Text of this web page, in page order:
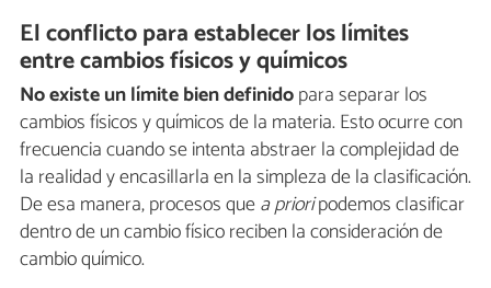
El conflicto para establecer los límites
entre cambios físicos y químicos
No existe un límite bien definidopara separar los
cambios físicos y químicos de la materia. Esto ocurre con
frecuencia cuando se intenta abstraer la complejidad de
la realidad y encasillarla en la simpleza de la clasificación.
De esa manera, procesos quea prioripodemos clasificar
dentro de un cambio físico reciben la consideración de
cambio químico.